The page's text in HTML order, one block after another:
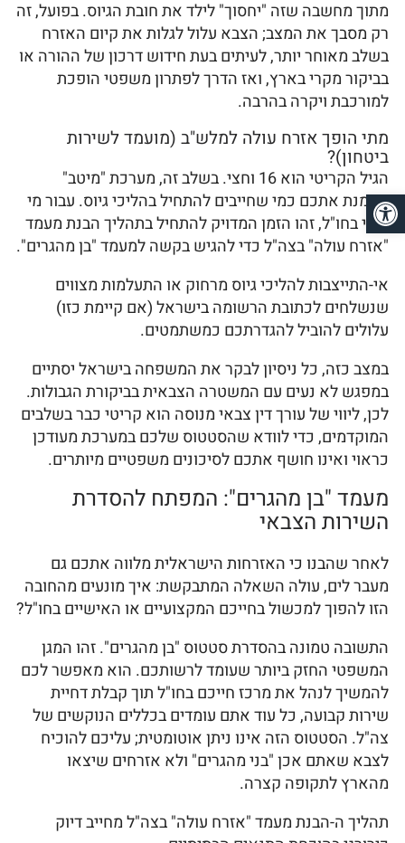
מתוך מחשבה שזה "יחסוך" לילד את חובת הגיוס. בפועל, זה
רק מסבך את המצב; הצבא עלול לגלות את קיום האזרח
בשלב מאוחר יותר, לעיתים בעת חידוש דרכון של ההורה או
בביקור מקרי בארץ, ואז הדרך לפתרון משפטי הופכת
למורכבת ויקרה בהרבה.
מתי הופך אזרח עולה למלש"ב (מועמד לשירות
ביטחון)?
הגיל הקריטי הוא 16 וחצי. בשלב זה, מערכת "מיטב"
מסמנת אתכם כמי שחייבים להתחיל בהליכי גיוס. עבור מי
שחי בחו"ל, זהו הזמן המדויק להתחיל בתהליך הבנת מעמד
"אזרח עולה" בצה"ל כדי להגיש בקשה למעמד "בן מהגרים".
אי-התייצבות להליכי גיוס מרחוק או התעלמות מצווים
שנשלחים לכתובת הרשומה בישראל (אם קיימת כזו)
עלולים להוביל להגדרתכם כמשתמטים.
במצב כזה, כל ניסיון לבקר את המשפחה בישראל יסתיים
במפגש לא נעים עם המשטרה הצבאית בביקורת הגבולות.
לכן, ליווי של עורך דין צבאי מנוסה הוא קריטי כבר בשלבים
המוקדמים, כדי לוודא שהסטטוס שלכם במערכת מעודכן
כראוי ואינו חושף אתכם לסיכונים משפטיים מיותרים.
מעמד "בן מהגרים": המפתח להסדרת
השירות הצבאי
לאחר שהבנו כי האזרחות הישראלית מלווה אתכם גם
מעבר לים, עולה השאלה המתבקשת: איך מונעים מהחובה
הזו להפוך למכשול בחייכם המקצועיים או האישיים בחו"ל?
התשובה טמונה בהסדרת סטטוס "בן מהגרים". זהו המגן
המשפטי החזק ביותר שעומד לרשותכם. הוא מאפשר לכם
להמשיך לנהל את מרכז חייכם בחו"ל תוך קבלת דחיית
שירות קבועה, כל עוד אתם עומדים בכללים הנוקשים של
צה"ל. הסטטוס הזה אינו ניתן אוטומטית; עליכם להוכיח
לצבא שאתם אכן "בני מהגרים" ולא אזרחים שיצאו
מהארץ לתקופה קצרה.
תהליך ה-הבנת מעמד "אזרח עולה" בצה"ל מחייב דיוק
פתח סרגל נגישות